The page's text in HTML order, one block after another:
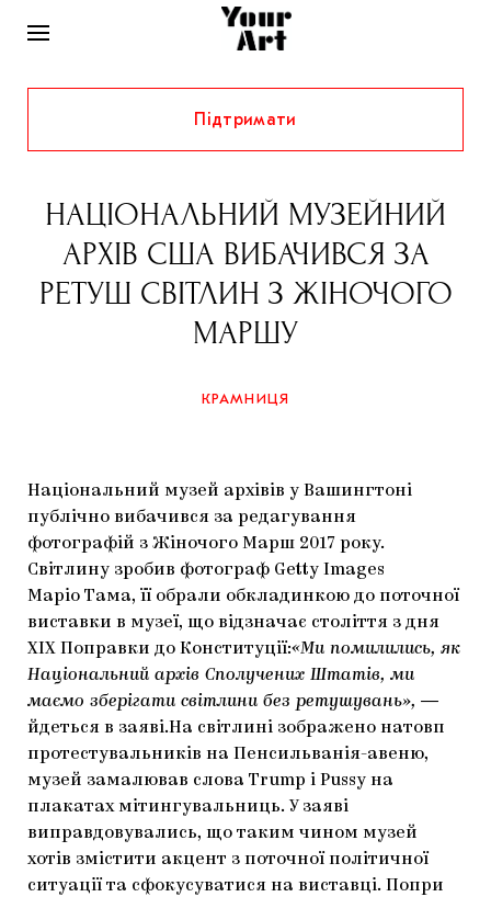
НОВИНИ
ІНТЕРВ’Ю
ХУДОЖНИКИ
КУРАТОРИ
АРХІТЕКТУРА
РІДНИЙ КРАЙ
ФЕСТИВАЛІ
САМООРГАНІЗАЦІЇ
ГАЛЕРЕЇ
АРТЦЕНТРИ
СТАТТІ
ВИСТАВКИ
КНИЖКИ І ЖУРНАЛИ
КОЛОНКИ
СПЕЦПРОЄКТИ
ЯК ПІДТРИМУВАТИ УКРАЇНСЬКЕ МИСТЕЦТВО
МАРІУПОЛЬСЬКІ МАРГІНАЛІЇ
CARPATHIAN CULT ПРО РІЗДВЯНІ СВЯТА
Підтримати
НАЦІОНАЛЬНИЙ МУЗЕЙНИЙ
АРХІВ США ВИБАЧИВСЯ ЗА
РЕТУШ СВІТЛИН З ЖІНОЧОГО
МАРШУ
КРАМНИЦЯ
Національний музей архівів у Вашингтоні
публічно вибачився за редагування
фотографій з Жіночого Марш 2017 року.
Світлину зробив фотограф Getty Images
Маріо Тама, її обрали обкладинкою до поточної
виставки в музеї, що відзначає століття з дня
XIX Поправки до Конституції:«Ми помилились, як
Національний архів Сполучених Штатів, ми
маємо зберігати світлини без ретушувань», ―
йдеться в заяві.На світлині зображено натовп
протестувальників на Пенсильванія-авеню,
музей замалював слова Trump і Pussy на
плакатах мітингувальниць. У заяві
виправдовувались, що таким чином музей
хотів змістити акцент з поточної політичної
ситуації та сфокусуватися на виставці. Попри